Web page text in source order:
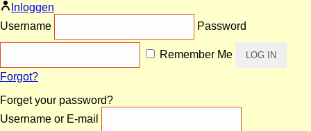
Inloggen
Username
Password
Remember Me
Forgot?
Forget your password?
Username or E-mail